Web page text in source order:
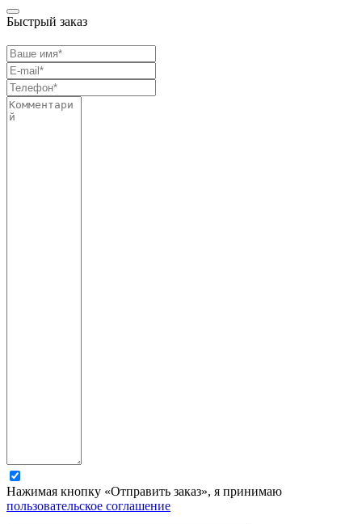
Быстрый заказ
Нажимая кнопку «Отправить заказ», я принимаю
пользовательское соглашение